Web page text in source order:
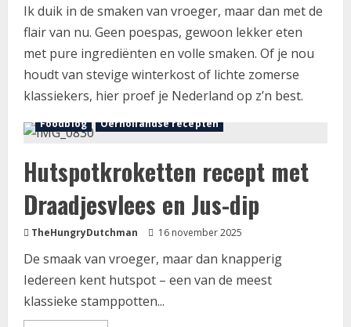
Ik duik in de smaken van vroeger, maar dan met de
flair van nu. Geen poespas, gewoon lekker eten
met pure ingrediënten en volle smaken. Of je nou
houdt van stevige winterkost of lichte zomerse
klassiekers, hier proef je Nederland op z’n best.
Foodblog Oerhollandse recepten
Hutspotkroketten recept met
Draadjesvlees en Jus-dip
TheHungryDutchman 16 november 2025
De smaak van vroeger, maar dan knapperig
Iedereen kent hutspot – een van de meest
klassieke stamppotten...